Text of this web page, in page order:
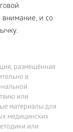
внимание, и со
размещённая
в
или
материалы для
медицинских
или